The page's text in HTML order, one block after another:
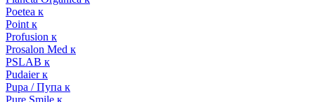
Poetea к
Point к
Profusion к
Prosalon Med к
PSLAB к
Pudaier к
Pupa / Пупа к